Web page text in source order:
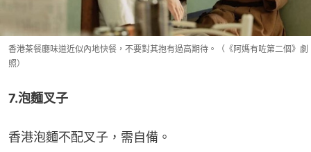
香港茶餐廳味道近似內地快餐，不要對其抱有過高期待。（《阿媽有咗第二個》劇
照）
7.泡麵叉子
香港泡麵不配叉子，需自備。